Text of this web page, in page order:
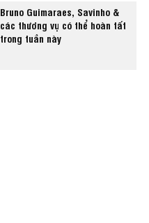
Bruno Guimaraes, Savinho &
các thương vụ có thể hoàn tất
trong tuần này